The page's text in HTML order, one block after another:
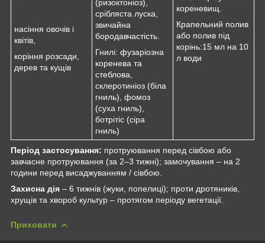
(ризоктоніоз),
срібляста луска,
звичайна
бородавчастість.
Гнилі: фузаріозна
коренева та
стеблова,
склеротиніоз (біла
гниль), фомоз
(суха гниль),
ботрітіс (сіра
гниль)
насіння овочів і
квітів,
коріння розсади,
дерев та кущів
кореневищ.
Крапельний полив
або полив під
корінь:15 мл на 10
л води
Період застосування: протруювання перед сівбою або
завчасне протруювання (за 2–3 тижні); замочування – на 2
години перед висаджуванням / сівбою.
Захисна дія – 6 тижнів (жуки, попелиці); проти дротяників,
хрущів та хвороб культур – протягом періоду вегетації.
Приховати